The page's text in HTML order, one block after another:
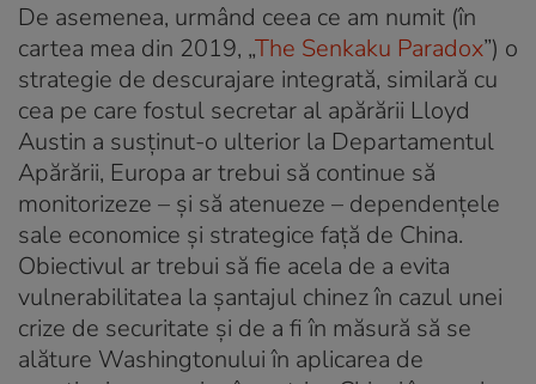
De asemenea, urmând ceea ce am numit (în
cartea mea din 2019, „The Senkaku Paradox”) o
strategie de descurajare integrată, similară cu
cea pe care fostul secretar al apărării Lloyd
Austin a susținut-o ulterior la Departamentul
Apărării, Europa ar trebui să continue să
monitorizeze – și să atenueze – dependențele
sale economice și strategice față de China.
Obiectivul ar trebui să fie acela de a evita
vulnerabilitatea la șantajul chinez în cazul unei
crize de securitate și de a fi în măsură să se
alăture Washingtonului în aplicarea de